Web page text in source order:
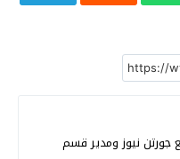
نيوز ومدير قسم